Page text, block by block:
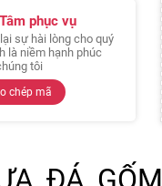
phục vụ
sự hài lòng cho quý
là niềm hạnh phúc
tôi
chép mã